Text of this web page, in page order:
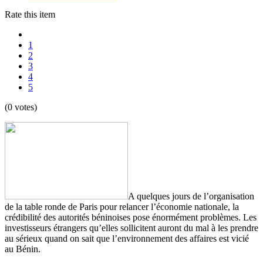
Rate this item
1
2
3
4
5
(0 votes)
A quelques jours de l’organisation
de la table ronde de Paris pour relancer l’économie nationale, la
crédibilité des autorités béninoises pose énormément problèmes. Les
investisseurs étrangers qu’elles sollicitent auront du mal à les prendre
au sérieux quand on sait que l’environnement des affaires est vicié
au Bénin.